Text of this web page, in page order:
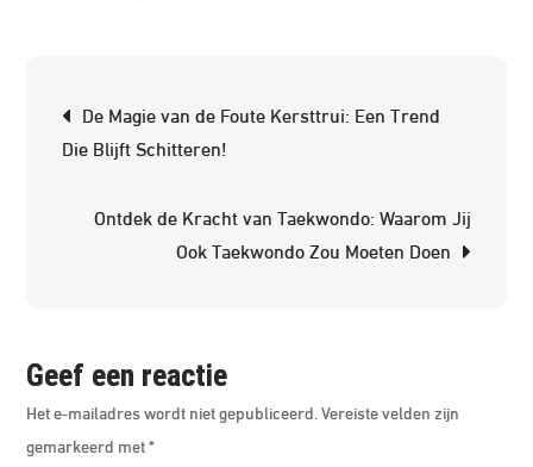
De Magie van de Foute Kersttrui: Een Trend
Die Blijft Schitteren!
Ontdek de Kracht van Taekwondo: Waarom Jij
Ook Taekwondo Zou Moeten Doen
Geef een reactie
Het e-mailadres wordt niet gepubliceerd. Vereiste velden zijn
gemarkeerd met*